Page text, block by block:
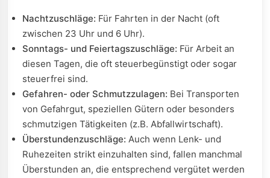
Nachtzuschläge: Für Fahrten in der Nacht (oft
zwischen 23 Uhr und 6 Uhr).
Sonntags- und Feiertagszuschläge: Für Arbeit an
diesen Tagen, die oft steuerbegünstigt oder sogar
steuerfrei sind.
Gefahren- oder Schmutzzulagen: Bei Transporten
von Gefahrgut, speziellen Gütern oder besonders
schmutzigen Tätigkeiten (z.B. Abfallwirtschaft).
Überstundenzuschläge: Auch wenn Lenk- und
Ruhezeiten strikt einzuhalten sind, fallen manchmal
Überstunden an, die entsprechend vergütet werden